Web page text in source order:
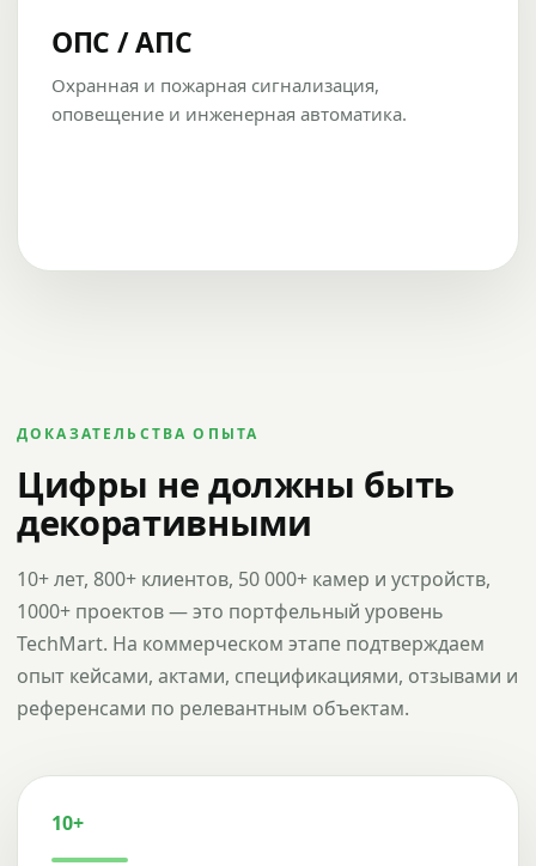
ОПС / АПС
Охранная и пожарная сигнализация,
оповещение и инженерная автоматика.
ДОКАЗАТЕЛЬСТВА ОПЫТА
Цифры не должны быть
декоративными
10+ лет, 800+ клиентов, 50 000+ камер и устройств,
1000+ проектов — это портфельный уровень
TechMart. На коммерческом этапе подтверждаем
опыт кейсами, актами, спецификациями, отзывами и
референсами по релевантным объектам.
10+